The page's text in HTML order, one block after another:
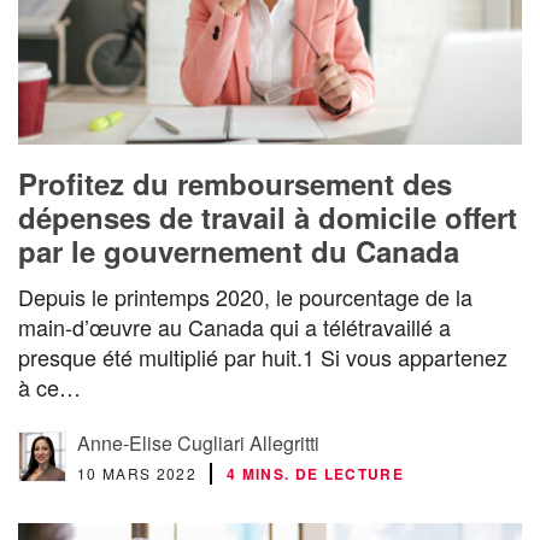
Profitez du remboursement des
dépenses de travail à domicile offert
par le gouvernement du Canada
Depuis le printemps 2020, le pourcentage de la
main-d’œuvre au Canada qui a télétravaillé a
presque été multiplié par huit.1 Si vous appartenez
à ce…
Anne-Elise Cugliari Allegritti
10 MARS 2022 4 MINS. DE LECTURE